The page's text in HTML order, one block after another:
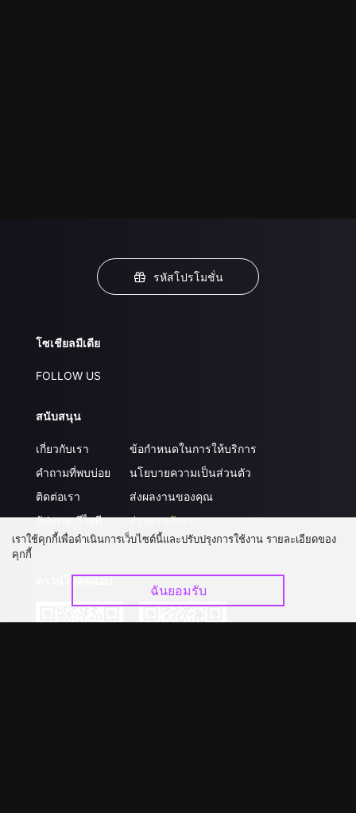
รหัสโปรโมชั่น
โซเชียลมีเดีย
FOLLOW US
สนับสนุน
เกี่ยวกับเรา
คำถามที่พบบ่อย
ติดต่อเรา
อัปเกรด วีไอพี
ข้อกำหนดในการให้บริการ
นโยบายความเป็นส่วนตัว
ส่งผลงานของคุณ
ร่วมงานกับเรา
ดาวน์โหลดแอป
เราใช้คุกกี้เพื่อดำเนินการเว็บไซต์นี้และปรับปรุงการใช้งาน รายละเอียดของ
คุกกี้
ฉันยอมรับ